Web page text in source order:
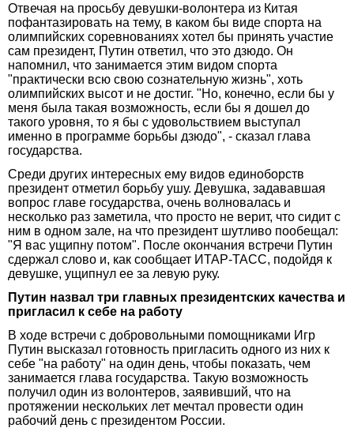
Отвечая на просьбу девушки-волонтера из Китая
пофантазировать на тему, в каком бы виде спорта на
олимпийских соревнованиях хотел бы принять участие
сам президент, Путин ответил, что это дзюдо. Он
напомнил, что занимается этим видом спорта
"практически всю свою сознательную жизнь", хоть
олимпийских высот и не достиг. "Но, конечно, если бы у
меня была такая возможность, если бы я дошел до
такого уровня, то я бы с удовольствием выступал
именно в программе борьбы дзюдо", - сказал глава
государства.
Среди других интересных ему видов единоборств
президент отметил борьбу ушу. Девушка, задававшая
вопрос главе государства, очень волновалась и
несколько раз заметила, что просто не верит, что сидит с
ним в одном зале, на что президент шутливо пообещал:
"Я вас ущипну потом". После окончания встречи Путин
сдержал слово и, как сообщает ИТАР-ТАСС, подойдя к
девушке, ущипнул ее за левую руку.
Путин назвал три главных президентских качества и
пригласил к себе на работу
В ходе встречи с добровольными помощниками Игр
Путин высказал готовность пригласить одного из них к
себе "на работу" на один день, чтобы показать, чем
занимается глава государства. Такую возможность
получил один из волонтеров, заявивший, что на
протяжении нескольких лет мечтал провести один
рабочий день с президентом России.